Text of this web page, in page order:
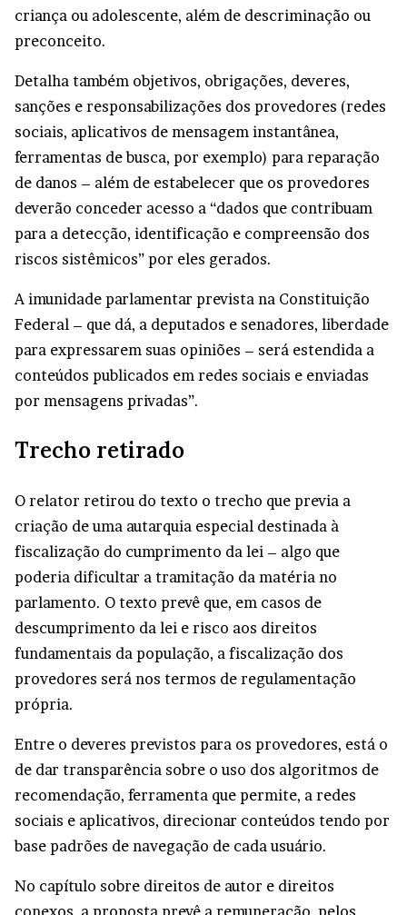
criança ou adolescente, além de descriminação ou
preconceito.
Detalha também objetivos, obrigações, deveres,
sanções e responsabilizações dos provedores (redes
sociais, aplicativos de mensagem instantânea,
ferramentas de busca, por exemplo) para reparação
de danos – além de estabelecer que os provedores
deverão conceder acesso a “dados que contribuam
para a detecção, identificação e compreensão dos
riscos sistêmicos” por eles gerados.
A imunidade parlamentar prevista na Constituição
Federal – que dá, a deputados e senadores, liberdade
para expressarem suas opiniões – será estendida a
conteúdos publicados em redes sociais e enviadas
por mensagens privadas”.
Trecho retirado
O relator retirou do texto o trecho que previa a
criação de uma autarquia especial destinada à
fiscalização do cumprimento da lei – algo que
poderia dificultar a tramitação da matéria no
parlamento. O texto prevê que, em casos de
descumprimento da lei e risco aos direitos
fundamentais da população, a fiscalização dos
provedores será nos termos de regulamentação
própria.
Entre o deveres previstos para os provedores, está o
de dar transparência sobre o uso dos algoritmos de
recomendação, ferramenta que permite, a redes
sociais e aplicativos, direcionar conteúdos tendo por
base padrões de navegação de cada usuário.
No capítulo sobre direitos de autor e direitos
conexos, a proposta prevê a remuneração, pelos